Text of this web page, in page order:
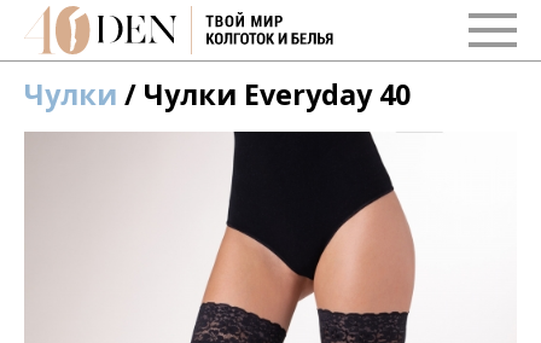
Чулки / Чулки Everyday 40